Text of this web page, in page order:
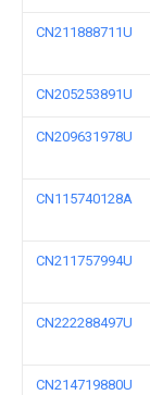
CN211888711U
CN205253891U
CN209631978U
CN115740128A
CN211757994U
CN222288497U
CN214719880U